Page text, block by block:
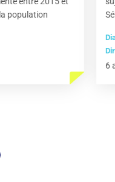
population
6